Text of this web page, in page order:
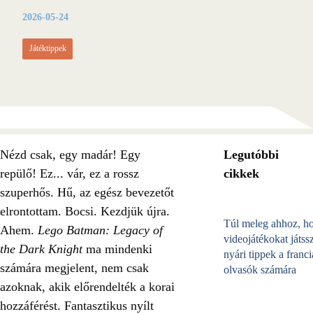
2026-05-24
Játéktippek
Nézd csak, egy madár! Egy
repülő! Ez... vár, ez a rossz
szuperhős. Hű, az egész bevezetőt
elrontottam. Bocsi. Kezdjük újra.
Ahem. Lego Batman: Legacy of
the Dark Knightma mindenki
számára megjelent, nem csak
azoknak, akik előrendelték a korai
hozzáférést. Fantasztikus nyílt
Legutóbbi
cikkek
Túl meleg ahhoz,
videojátékokat
nyári tippek a
olvasók számára